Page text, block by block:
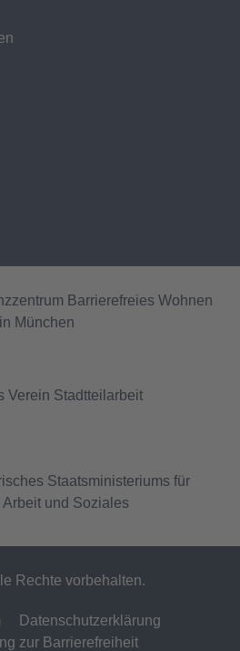
Rechte vorbehalten.
Datenschutzerklärung
zur Barrierefreiheit